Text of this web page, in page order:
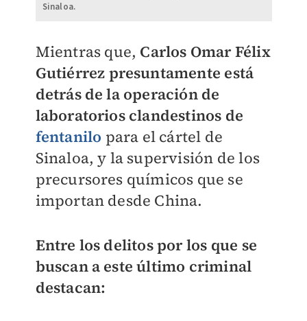
Sinaloa.
Mientras que, Carlos Omar Félix
Gutiérrez presuntamente está
detrás de la operación de
laboratorios clandestinos de
fentanilo para el cártel de
Sinaloa, y la supervisión de los
precursores químicos que se
importan desde China.
Entre los delitos por los que se
buscan a este último criminal
destacan: